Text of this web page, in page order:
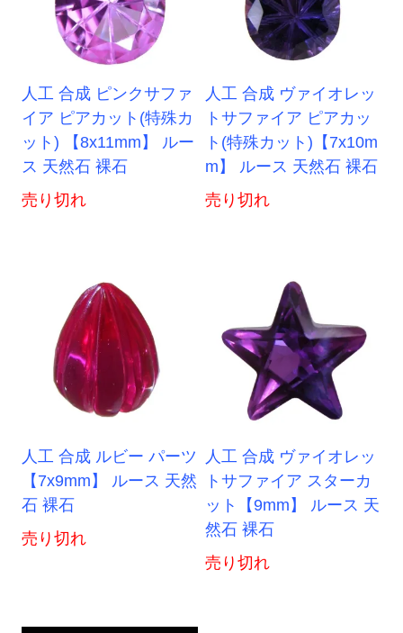
人工 合成 ピンクサファ
イア ピアカット(特殊カ
ット) 【8x11mm】 ルー
ス 天然石 裸石
売り切れ
人工 合成 ヴァイオレッ
トサファイア ピアカッ
ト(特殊カット)【7x10m
m】 ルース 天然石 裸石
売り切れ
人工 合成 ルビー パーツ
【7x9mm】 ルース 天然
石 裸石
売り切れ
人工 合成 ヴァイオレッ
トサファイア スターカ
ット【9mm】 ルース 天
然石 裸石
売り切れ